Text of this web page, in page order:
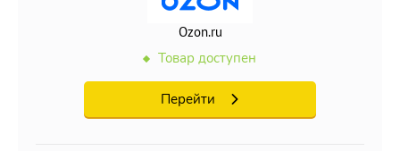
Ozon.ru
Товар доступен
Перейти